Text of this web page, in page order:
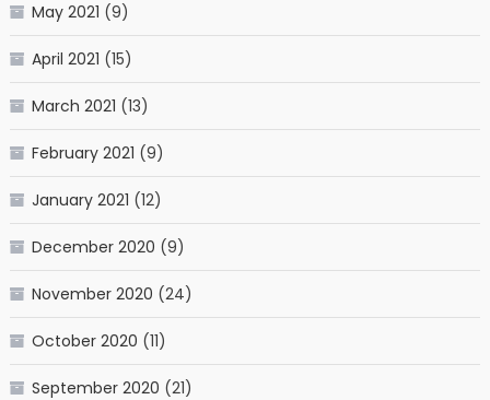
May 2021 (9)
April 2021 (15)
March 2021 (13)
February 2021 (9)
January 2021 (12)
December 2020 (9)
November 2020 (24)
October 2020 (11)
September 2020 (21)